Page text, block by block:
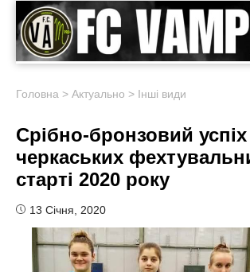
Головна > Актуально > Інші види
Срібно-бронзовий успіх
черкаських
старті 2020 року
13 Січня, 2020